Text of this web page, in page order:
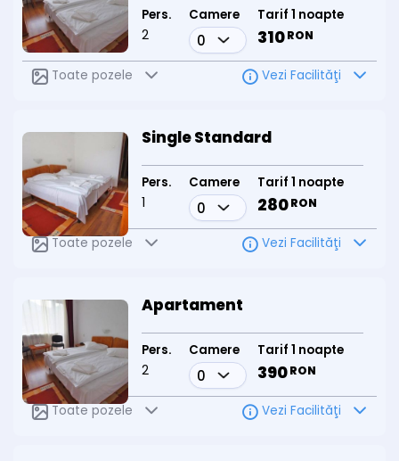
Pers.
2
Camere Tarif 1 noapte
310RON
Toate pozele Vezi Facilităţi
Single Standard
Pers.
1
Camere Tarif 1 noapte
280RON
Toate pozele Vezi Facilităţi
Apartament
Pers.
2
Camere Tarif 1 noapte
390RON
Toate pozele Vezi Facilităţi